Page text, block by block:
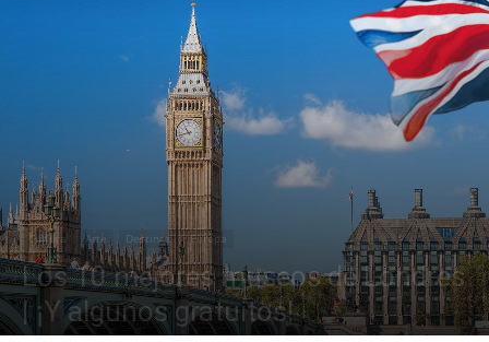
Cultura Arte Destinos Europa
Los 10 mejores museos de Londres
| ¡Y algunos gratuitos!